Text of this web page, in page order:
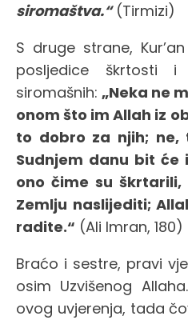
siromaštva.“(Tirmizi)
S druge strane,
posljedice škrtosti i
siromašnih: „Neka ne
onom što im Allah iz
to dobro za njih; ne,
Sudnjem danu bit će
ono čime su
Zemlju naslijediti;
radite.“ (Ali Imran, 180)
Braćo i sestre, pravi
osim Uzvišenog
ovog uvjerenja, tada